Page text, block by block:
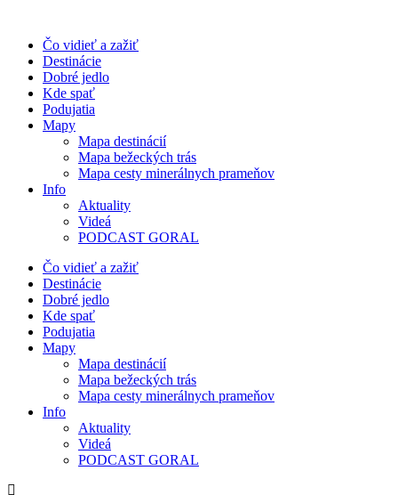
obsah
Čo vidieť a zažiť
Destinácie
Dobré jedlo
Kde spať
Podujatia
Mapy
Mapa destinácií
Mapa bežeckých trás
Mapa cesty minerálnych prameňov
Info
Aktuality
Videá
PODCAST GORAL
Čo vidieť a zažiť
Destinácie
Dobré jedlo
Kde spať
Podujatia
Mapy
Mapa destinácií
Mapa bežeckých trás
Mapa cesty minerálnych prameňov
Info
Aktuality
Videá
PODCAST GORAL